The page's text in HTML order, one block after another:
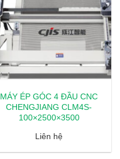
MÁY ÉP GÓC 4 ĐẦU CNC
CHENGJIANG CLM4S-
100×2500×3500
Liên hệ